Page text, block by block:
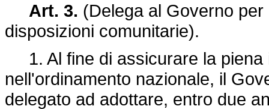
Art. 3. (Delega al Governo
disposizioni comunitarie).
1. Al fine di assicurare la piena
nell'ordinamento nazionale, il
delegato ad adottare, entro due